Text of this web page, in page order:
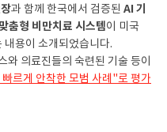
과 함께 한국에서 검증된 AI 기
춤형 비만치료 시스템이 미국
내용이 소개되었습니다.
의료진들의 숙련된 기술 등이
르게 안착한 모범 사례"로 평가